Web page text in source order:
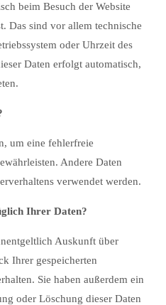
dis parturient montes,
quam felis, ultricies nec.
beim Besuch der Website
Das sind vor allem technische
oder Uhrzeit des
Daten erfolgt automatisch,
um eine fehlerfreie
Andere Daten
verwendet werden.
Ihrer Daten?
Auskunft über
Ihrer gespeicherten
Sie haben außerdem ein
oder Löschung dieser Daten